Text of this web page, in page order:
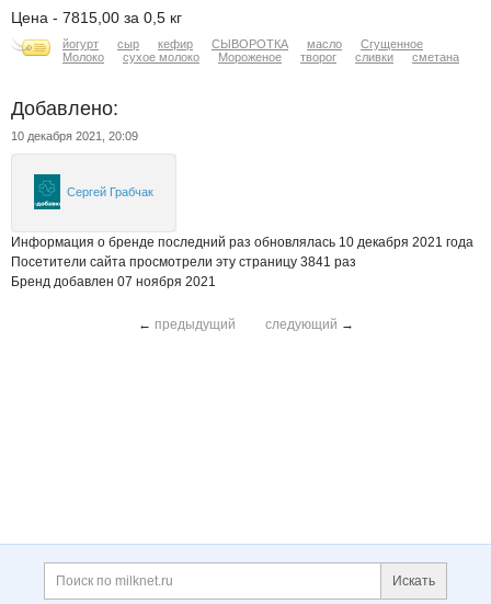
Цена - 7815,00 за 0,5 кг
йогурт сыр кефир СЫВОРОТКА масло
Сгущенное
Молоко
сухое молоко Мороженое творог сливки сметана
Добавлено:
10 декабря 2021, 20:09
Сергей Грабчак
Информация о бренде последний раз обновлялась 10 декабря 2021 года
Посетители сайта просмотрели эту страницу 3841 раз
Бренд добавлен 07 ноября 2021
← предыдущий следующий →
Дополнительная информация
Поиск по сайту и
Искать